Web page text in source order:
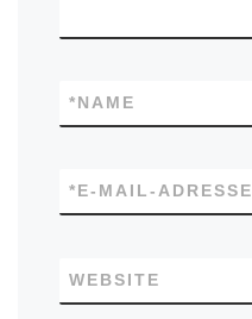
NAME
*
E-MAIL-ADRESSE
*
WEBSITE